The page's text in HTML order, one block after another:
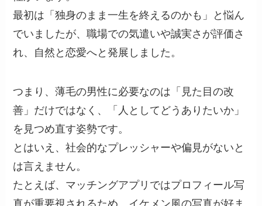
最初は「独身のまま一生を終えるのかも」と悩ん
でいましたが、職場での気遣いや誠実さが評価さ
れ、自然と恋愛へと発展しました。
つまり、薄毛の男性に必要なのは「見た目の改
善」だけではなく、「人としてどうありたいか」
を見つめ直す姿勢です。
とはいえ、社会的なプレッシャーや偏見がないと
は言えません。
たとえば、マッチングアプリではプロフィール写